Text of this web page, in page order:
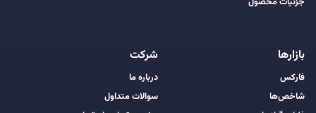
بازارها
فارکس
شاخص‌ها
شرکت
درباره ما
سوالات متداول